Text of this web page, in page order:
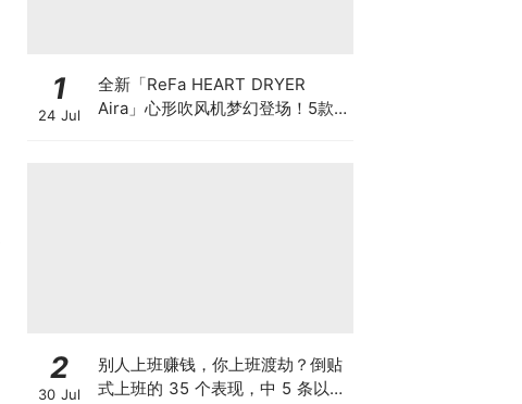
1
24 Jul
全新「ReFa HEART DRYER
Aira」心形吹风机梦幻登场！5款
2
30 Jul
别人上班赚钱，你上班渡劫？倒贴
式上班的 35 个表现，中 5 条以上